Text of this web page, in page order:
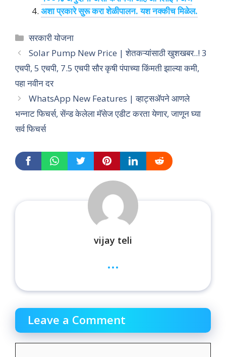
अशा प्रकारे सुरू करा शेळीपालन. यश नक्कीच मिळेल.
Categories
सरकारी योजना
Solar Pump New Price | शेतकऱ्यांसाठी खुशखबर..! 3
एचपी, 5 एचपी, 7.5 एचपी सौर कृषी पंपाच्या किंमती झाल्या कमी,
पहा नवीन दर
WhatsApp New Features | व्हाट्सॲपने आणले
भन्नाट फिचर्स, सेंन्ड केलेला मॅसेज एडीट करता येणार, जाणून घ्या
सर्व फिचर्स
vijay teli
...
Leave a Comment